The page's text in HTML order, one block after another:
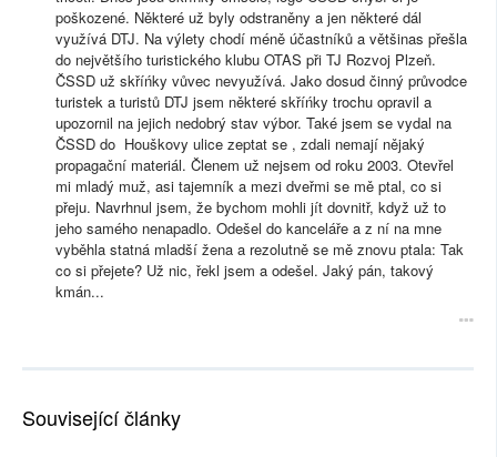
poškozené. Některé už byly odstraněny a jen některé dál
využívá DTJ. Na výlety chodí méně účastníků a většinas přešla
do největšího turistického klubu OTAS při TJ Rozvoj Plzeň.
ČSSD už skříńky vůvec nevyužívá. Jako dosud činný průvodce
turistek a turistů DTJ jsem některé skříńky trochu opravil a
upozornil na jejich nedobrý stav výbor. Také jsem se vydal na
ČSSD do Houškovy ulice zeptat se , zdali nemají nějaký
propagační materiál. Členem už nejsem od roku 2003. Otevřel
mi mladý muž, asi tajemník a mezi dveřmi se mě ptal, co si
přeju. Navrhnul jsem, že bychom mohli jít dovnitř, když už to
jeho samého nenapadlo. Odešel do kanceláře a z ní na mne
vyběhla statná mladší žena a rezolutně se mě znovu ptala: Tak
co si přejete? Už nic, řekl jsem a odešel. Jaký pán, takový
kmán...
Související články